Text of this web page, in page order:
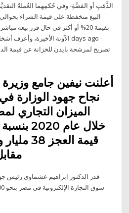
الذَّهَبِ أو الفضَّةِ- وفي حُكمِهما العُملةُ
بقيمة 20% أو أكثر في حال قرر
تصريح لمرشحة بايدن للخزانة عن قيمة
أعلنت نيفين جامع وزيرة
نجاح جهود الوزارة
الميزان التجاري
مقابل 46
قدر الدكتور ابراهيم عشماوي رئيس